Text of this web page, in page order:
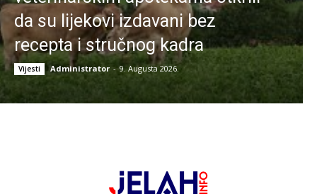
da su lijekovi izdavani bez
recepta i stručnog kadra
Vijesti Administrator - 9. Augusta 2026.